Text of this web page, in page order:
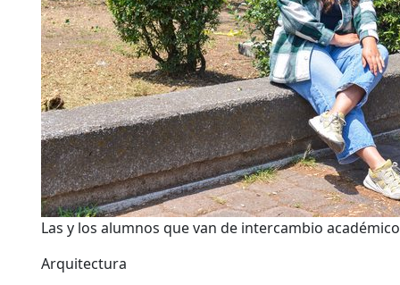
Las y los alumnos que van de intercambio
Arquitectura